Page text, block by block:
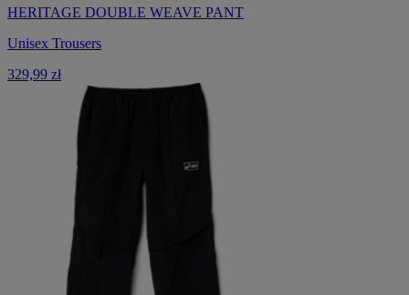
HERITAGE DOUBLE WEAVE PANT
Unisex Trousers
329,99 zł